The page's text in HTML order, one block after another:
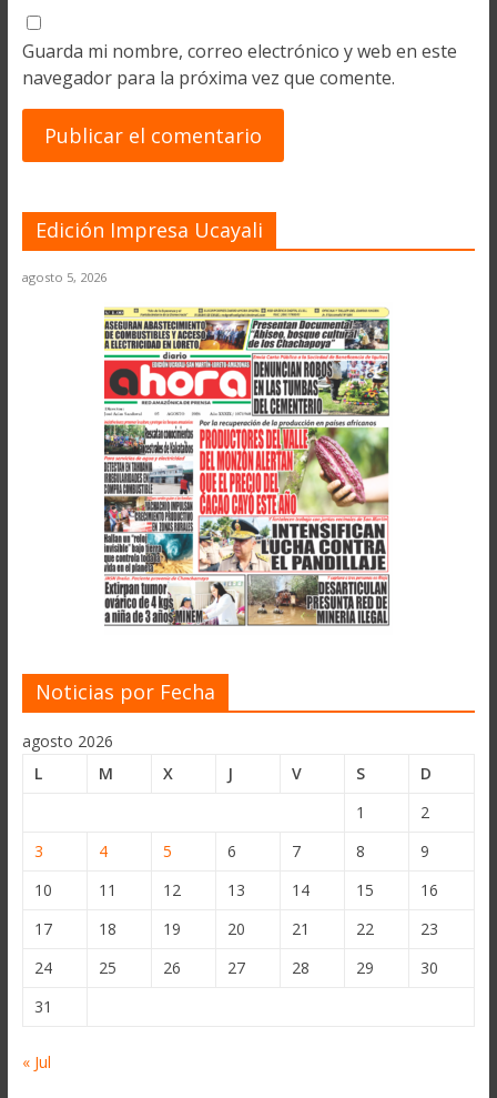
Guarda mi nombre, correo electrónico y web en este
navegador para la próxima vez que comente.
Edición Impresa Ucayali
agosto 5, 2026
Noticias por Fecha
agosto 2026
L
M X J V S
D
1
2
3
4 5 6 7 8
9
10
11 12 13 14 15
16
17
18 19 20 21 22
23
24
25 26 27 28 29
30
31
« Jul